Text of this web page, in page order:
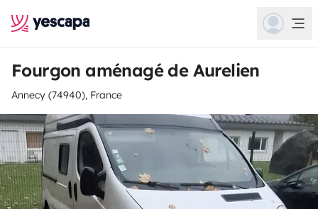
Fourgon aménagé de Aurelien
Annecy (74940), France